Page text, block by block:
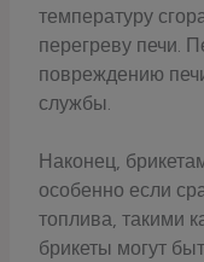
температуру
перегреву печи.
повреждению
службы.
Наконец,
особенно если
топлива, такими
брикеты могут